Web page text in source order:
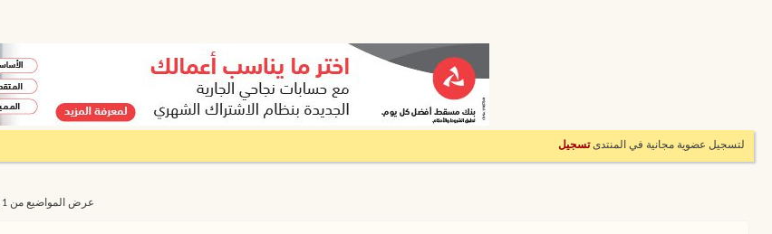
لتسجيل عضوية مجانية في المنتدىتسجيل
عرض المواضيع من 1 إلى 20 من 11120